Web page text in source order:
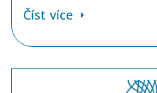
Číst více